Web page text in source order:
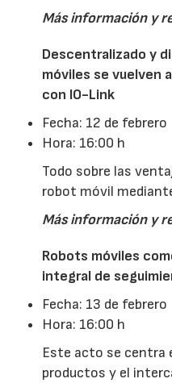
Más información y
Descentralizado y
móviles se vuelven
con IO-Link
Fecha: 12 de febrero
Hora: 16:00 h
Todo sobre las
robot móvil
Más información y
Robots móviles
integral de
Fecha: 13 de febrero
Hora: 16:00 h
Este acto se centra
productos y el